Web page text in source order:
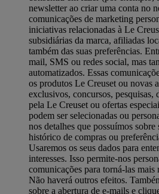
newsletter ao criar uma conta no
comunicações de marketing
iniciativas relacionadas à Le
subsidiárias da marca, afiliadas
também das suas preferências.
mail, SMS ou redes social, mas
automatizados. Essas
os produtos Le Creuset ou novas
exclusivos, concursos, pesquisas,
pela Le Creuset ou ofertas
podem ser selecionadas ou
nos detalhes que possuímos
histórico de compras ou
Usaremos os seus dados para
interesses. Isso permite-nos
comunicações para torná-las mais
Não haverá outros efeitos.
sobre a abertura de e-mails e